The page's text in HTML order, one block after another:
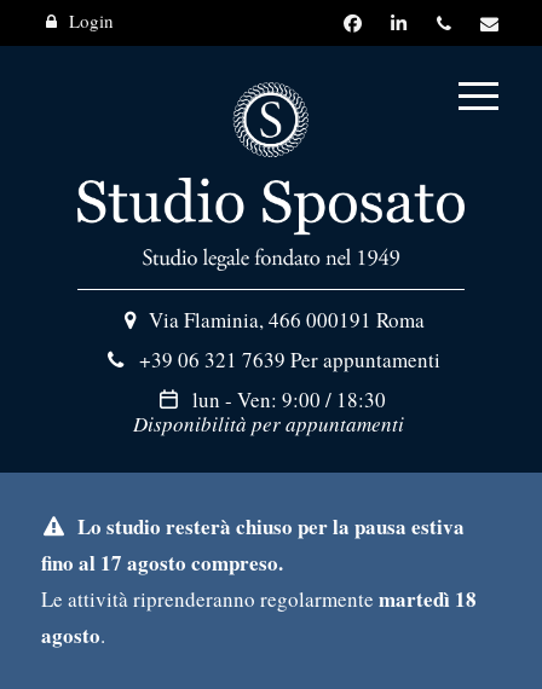
Login
Via Flaminia, 466 000191 Roma
+39 06 321 7639 Per appuntamenti
lun - Ven: 9:00 / 18:30
Disponibilità per appuntamenti
Lo studio resterà chiuso per la pausa estiva
fino al 17 agosto compreso.
Le attività riprenderanno regolarmente martedì 18
agosto.